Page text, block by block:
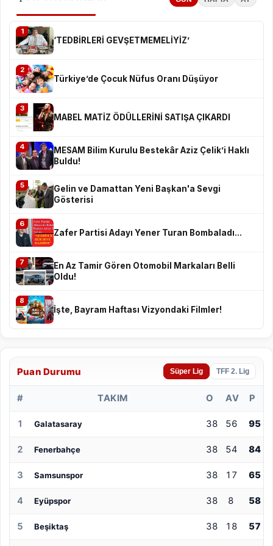
1
‘TEDBİRLERİ GEVŞETMEMELİYİZ’
2
Türkiye’de Çocuk Nüfus Oranı Düşüyor
3
MABEL MATİZ ÖDÜLLERİNİ SATIŞA ÇIKARDI
4
MESAM Bilim Kurulu Bestekâr Aziz Çelik’i Haklı
Buldu!
5
Gelin ve Damattan Yeni Başkan'a Sevgi
Gösterisi
6
Zafer Partisi Adayı Yener Turan Bombaladı...
7
En Az Tamir Gören Otomobil Markaları Belli
Oldu!
8
İşte, Bayram Haftası Vizyondaki Filmler!
Puan Durumu Süper Lig TFF 2. Lig
# TAKIM O AV P
1 Galatasaray 38 56 95
2 Fenerbahçe 38 54 84
3 Samsunspor 38 17 65
4 Eyüpspor 38 8 58
5 Beşiktaş 38 18 57